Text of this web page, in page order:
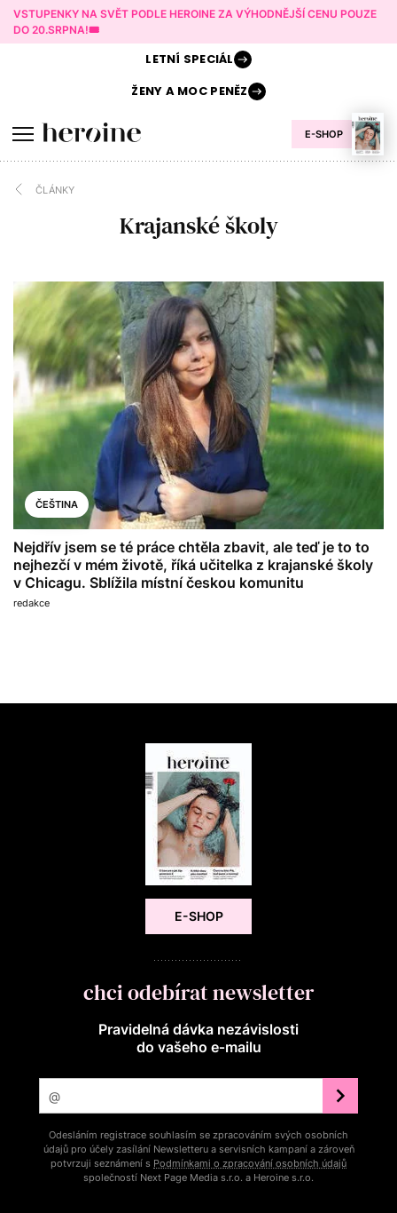
VSTUPENKY NA SVĚT PODLE HEROINE ZA VÝHODNĚJŠÍ CENU POUZE
DO 20.SRPNA!🎟️
E-SHOP
LETNÍ SPECIÁL
ŽENY AMOC PENĚZ
ČLÁNKY
Krajanské školy
ČEŠTINA
Nejdřív jsem se té práce chtěla zbavit, ale teď je to to
nejhezčí v mém životě, říká učitelka z krajanské školy
v Chicagu. Sblížila místní českou komunitu
redakce
E-SHOP
chci odebírat newsletter
Pravidelná dávka nezávislosti
do vašeho e‑mailu
Odesláním registrace souhlasím se zpracováním svých osobních
údajů pro účely zasílání Newsletteru a servisních kampaní a zároveň
potvrzuji seznámení s Podmínkami o zpracování osobních údajů
společností Next Page Media s.r.o. a Heroine s.r.o.